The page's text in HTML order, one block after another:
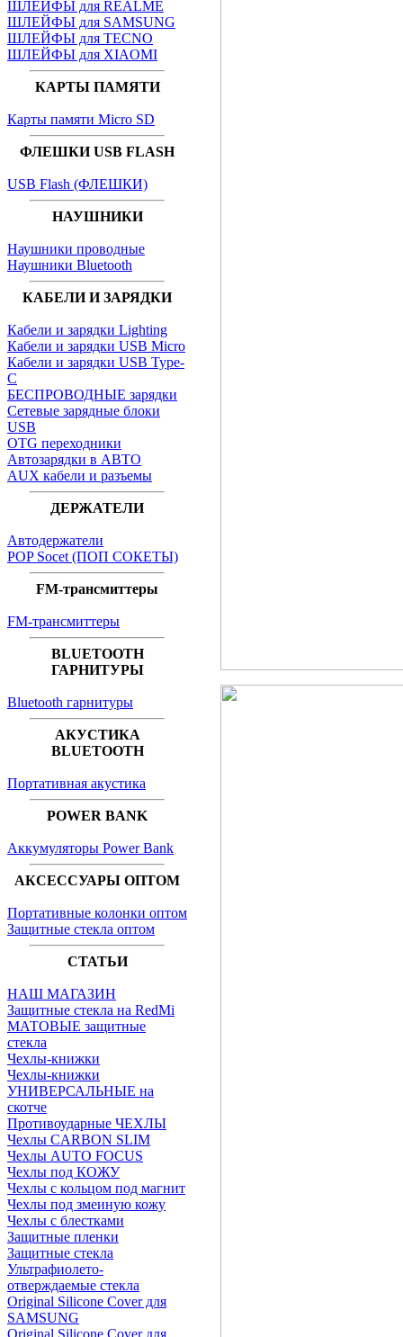
ШЛЕЙФЫ для REALME
ШЛЕЙФЫ для SAMSUNG
ШЛЕЙФЫ для TECNO
ШЛЕЙФЫ для XIAOMI
КАРТЫ ПАМЯТИ
Карты памяти Micro SD
ФЛЕШКИ USB FLASH
USB Flash (ФЛЕШКИ)
НАУШНИКИ
Наушники проводные
Наушники Bluetooth
КАБЕЛИ И ЗАРЯДКИ
Кабели и зарядки Lighting
Кабели и зарядки USB Micro
Кабели и зарядки USB Type-
C
БЕСПРОВОДНЫЕ зарядки
Сетевые зарядные блоки
USB
OTG переходники
Автозарядки в АВТО
AUX кабели и разъемы
ДЕРЖАТЕЛИ
Автодержатели
POP Socet (ПОП СОКЕТЫ)
FM-трансмиттеры
FM-трансмиттеры
BLUETOOTH
ГАРНИТУРЫ
Bluetooth гарнитуры
АКУСТИКА
BLUETOOTH
Портативная акустика
POWER BANK
Аккумуляторы Power Bank
АКСЕССУАРЫ ОПТОМ
Портативные колонки оптом
Защитные стекла оптом
СТАТЬИ
НАШ МАГАЗИН
Защитные стекла на RedMi
МАТОВЫЕ защитные
стекла
Чехлы-книжки
Чехлы-книжки
УНИВЕРСАЛЬНЫЕ на
скотче
Противоударные ЧЕХЛЫ
Чехлы CARBON SLIM
Чехлы AUTO FOCUS
Чехлы под КОЖУ
Чехлы с кольцом под магнит
Чехлы под змеиную кожу
Чехлы с блестками
Защитные пленки
Защитные стекла
Ультрафиолето-
отверждаемые стекла
Original Silicone Cover для
SAMSUNG
Original Silicone Cover для